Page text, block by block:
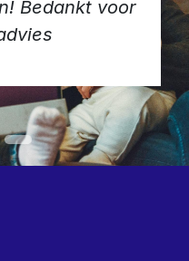
Bedankt voor